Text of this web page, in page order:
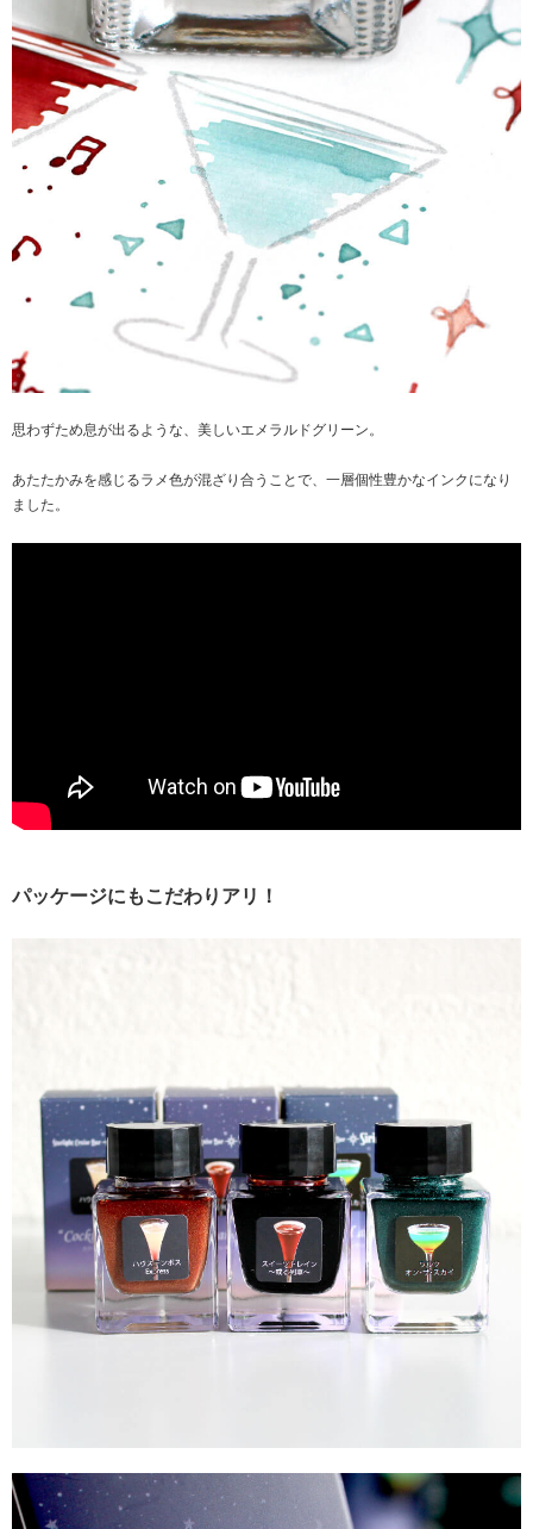
思わずため息が出るような、美しいエメラルドグリーン。
あたたかみを感じるラメ色が混ざり合うことで、一層個性豊かなインクになり
ました。
パッケージにもこだわりアリ！